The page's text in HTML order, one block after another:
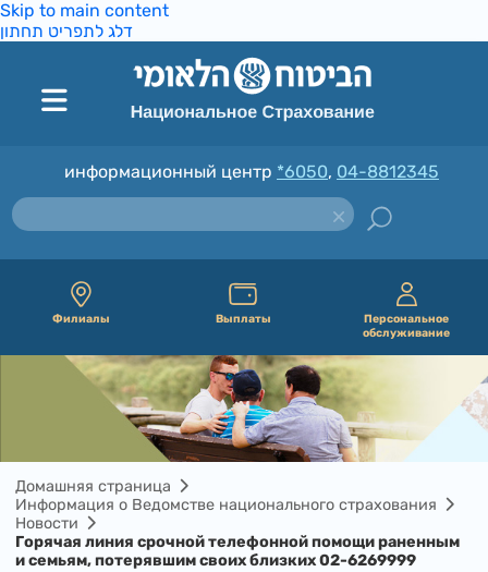
Skip to main content
דלג לתפריט תחתון
информационный центр *6050, 04-8812345
Филиалы Выплаты
Персональное
обслуживание
Домашняя страница
Информация о Ведомстве национального страхования
Новости
Горячая линия срочной телефонной помощи раненным
и семьям, потерявшим своих близких 02-6269999